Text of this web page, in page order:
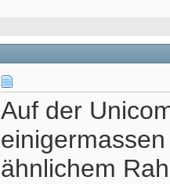
Auf der
ähnlichem